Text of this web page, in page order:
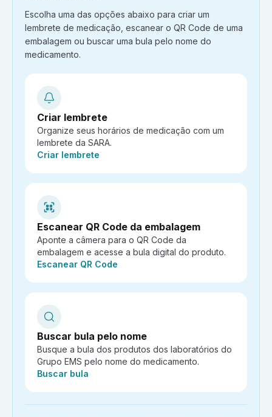
Escolha uma das opções abaixo para criar um
lembrete de medicação, escanear o QR Code de uma
embalagem ou buscar uma bula pelo nome do
medicamento.
Criar lembrete
Organize seus horários de medicação com um
lembrete da SARA.
Ação:
Criar lembrete
Escanear QR Code da embalagem
Aponte a câmera para o QR Code da
embalagem e acesse a bula digital do produto.
Ação:
Escanear QR Code
Buscar bula pelo nome
Busque a bula dos produtos dos laboratórios do
Grupo EMS pelo nome do medicamento.
Ação:
Buscar bula